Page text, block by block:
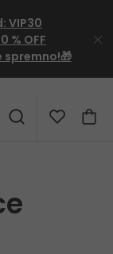
VIP30
% OFF
spremno!🎁